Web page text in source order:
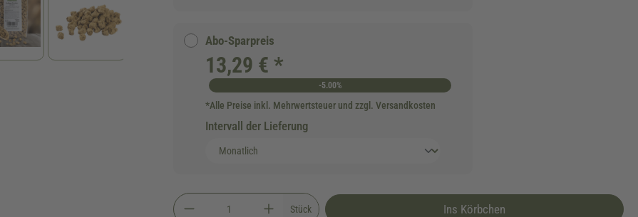
Abo-Sparpreis
13,29 € *
-5.00%
*Alle Preise inkl. Mehrwertsteuer und zzgl. Versandkosten
Intervall der Lieferung
Stück Ins Körbchen